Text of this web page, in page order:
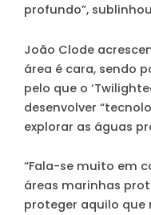
profundo”,
João Clode
área é cara, sendo
pelo que o
desenvolver
explorar as águas
“Fala-se muito em
áreas marinhas
proteger aquilo que